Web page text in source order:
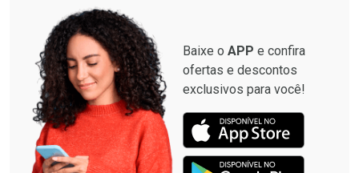
Baixe o APP e confira
ofertas e descontos
exclusivos para você!